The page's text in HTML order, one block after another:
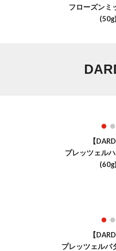
フローズンミ
(50g)
【
プレッツェル
(60g)
【
プレッツェルバ